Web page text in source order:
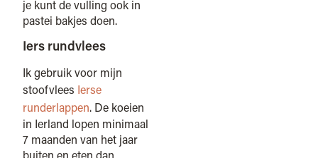
je kunt de vulling ook in
pastei bakjes doen.
Iers rundvlees
Ik gebruik voor mijn
stoofvlees Ierse
runderlappen. De koeien
in Ierland lopen minimaal
7 maanden van het jaar
buiten en eten dan